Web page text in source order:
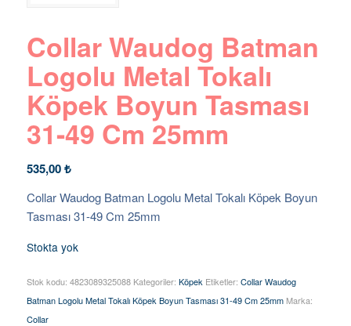
Collar Waudog Batman
Logolu Metal Tokalı
Köpek Boyun Tasması
31-49 Cm 25mm
535,00₺
Collar Waudog Batman Logolu Metal Tokalı Köpek Boyun
Tasması 31-49 Cm 25mm
Stokta yok
Stok kodu: 4823089325088 Kategoriler: Köpek Etiketler: Collar Waudog
Batman Logolu Metal Tokalı Köpek Boyun Tasması 31-49 Cm 25mm Marka:
Collar